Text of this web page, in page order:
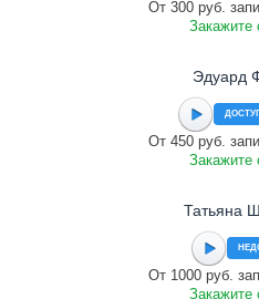
От 300 руб.
Закажите
Эдуард
От 450 руб.
Закажите
Татьяна
От 1000 руб.
Закажите